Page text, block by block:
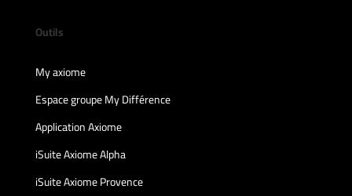
Outils
My axiome
Espace groupe My Différence
Application Axiome
iSuite Axiome Alpha
iSuite Axiome Provence